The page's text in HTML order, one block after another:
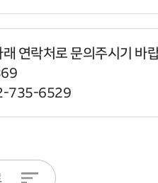
연락처로 문의주시기 바
735-6529